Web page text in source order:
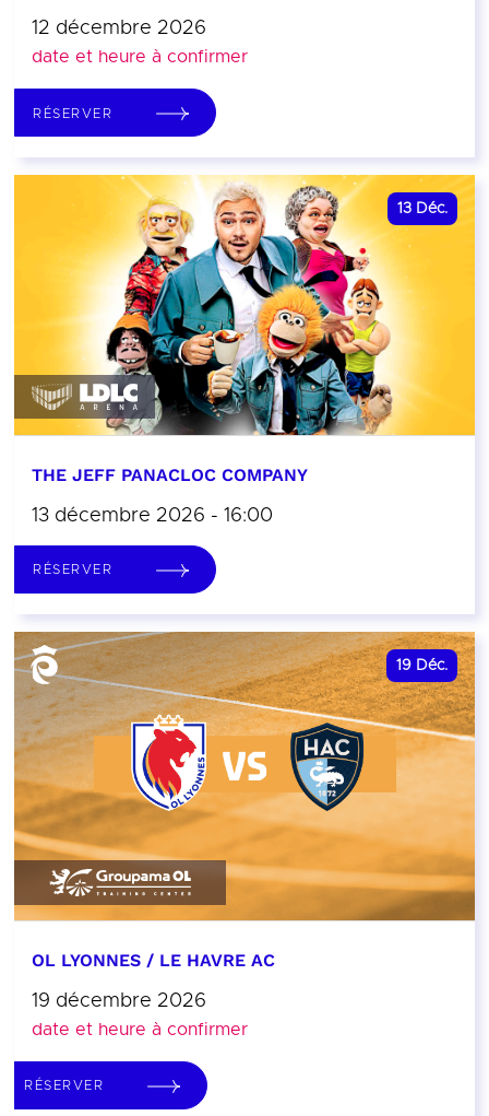
12 décembre 2026
date et heure à confirmer
RÉSERVER
13 Déc.
THE JEFF PANACLOC COMPANY
13 décembre 2026 - 16:00
RÉSERVER
19 Déc.
OL LYONNES / LE HAVRE AC
19 décembre 2026
date et heure à confirmer
RÉSERVER